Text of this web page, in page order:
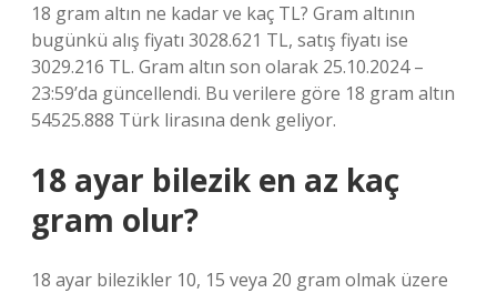
18 gram altın ne kadar ve kaç TL? Gram altının
bugünkü alış fiyatı 3028.621 TL, satış fiyatı ise
3029.216 TL. Gram altın son olarak 25.10.2024 –
23:59’da güncellendi. Bu verilere göre 18 gram altın
54525.888 Türk lirasına denk geliyor.
18 ayar bilezik en az kaç
gram olur?
18 ayar bilezikler 10, 15 veya 20 gram olmak üzere